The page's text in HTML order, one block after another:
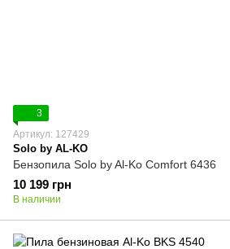
3
Артикул: 127429
Solo by AL-KO
Бензопила Solo by Al-Ko Comfort 6436
10 199 грн
В наличии